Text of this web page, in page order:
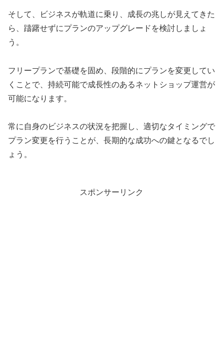
そして、ビジネスが軌道に乗り、成長の兆しが見えてきた
ら、躊躇せずにプランのアップグレードを検討しましょ
う。
フリープランで基礎を固め、段階的にプランを変更してい
くことで、持続可能で成長性のあるネットショップ運営が
可能になります。
常に自身のビジネスの状況を把握し、適切なタイミングで
プラン変更を行うことが、長期的な成功への鍵となるでし
ょう。
スポンサーリンク